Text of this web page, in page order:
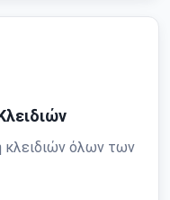
κλειδιών όλων των